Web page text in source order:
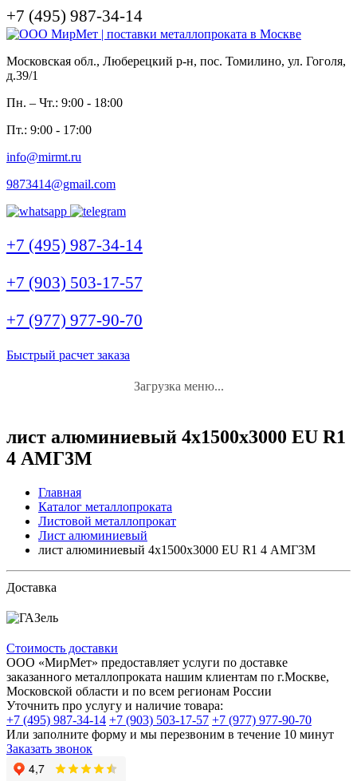
+7 (495) 987-34-14
Московская обл., Люберецкий р-н, пос. Томилино, ул. Гоголя,
д.39/1
Пн. – Чт.: 9:00 - 18:00
Пт.: 9:00 - 17:00
info@mirmt.ru
9873414@gmail.com
+7 (495) 987-34-14
+7 (903) 503-17-57
+7 (977) 977-90-70
Быстрый расчет заказа
Загрузка меню...
лист алюминиевый 4x1500x3000 EU R1
4 АМГ3М
Главная
Каталог металлопроката
Листовой металлопрокат
Лист алюминиевый
лист алюминиевый 4x1500x3000 EU R1 4 АМГ3М
Доставка
Стоимость доставки
ООО «МирМет» предоставляет услуги по доставке
заказанного металлопроката нашим клиентам по г.Москве,
Московской области и по всем регионам России
Уточнить про услугу и наличие товара:
+7 (495) 987-34-14 +7 (903) 503-17-57 +7 (977) 977-90-70
Или заполните форму и мы перезвоним в течение 10 минут
Заказать звонок